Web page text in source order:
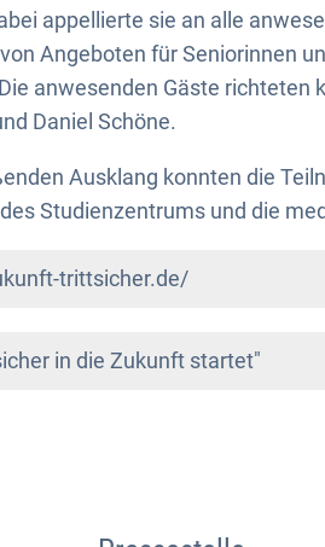
appellierte sie an alle
Angeboten für Seniorinnen
anwesenden Gäste
Daniel Schöne.
Ausklang konnten die
Studienzentrums und die
trittsicher.de/
in die Zukunft startet"